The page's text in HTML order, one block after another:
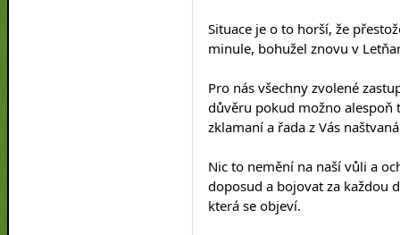
Situace je o to horší, že
minule, bohužel znovu v
Pro nás všechny zvolené
důvěru pokud možno alespoň
zklamaní a řada z Vás
Nic to nemění na naší vůli a
doposud a bojovat za každou
která se objeví.